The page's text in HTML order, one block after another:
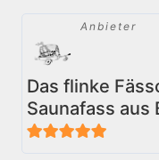
Anbieter
Das flinke
Saunafass aus